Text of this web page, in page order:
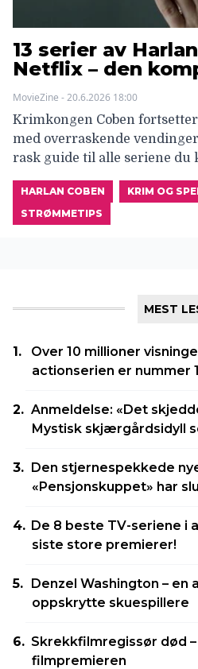
13 serier av
Netflix – den
MovieZine - 20.6.2026 18:00
Krimkongen Coben
med overraskende
rask guide til alle seriene du
HARLAN COBEN KRIM OG
STRØMMETIPS
MEST
Over 10 millioner
actionserien er nummer
Anmeldelse: «Det
Mystisk skjærgårdsidyll
Den stjernespekkede
«Pensjonskuppet» har
De 8 beste TV-seriene i
siste store premierer!
Denzel Washington – en
oppskrytte skuespillere
Skrekkfilmregissør død
filmpremieren